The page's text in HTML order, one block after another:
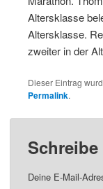
Altersklasse
Altersklasse.
zweiter in der
Dieser Eintrag
Permalink.
Deine E-Mail-